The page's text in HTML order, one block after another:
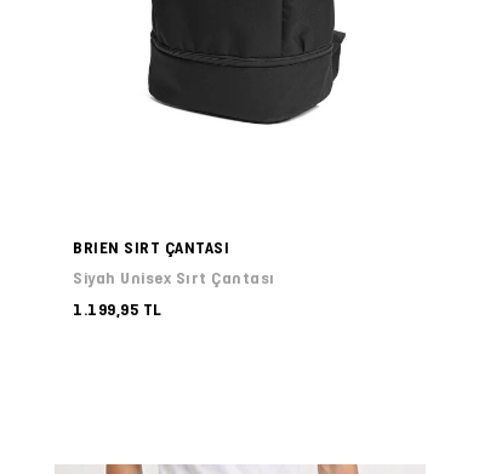
BRIEN SIRT ÇANTASI
Siyah Unisex Sırt Çantası
1.199,95 TL